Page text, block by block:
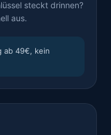
steckt drinnen?
aus.
ab 49€, kein